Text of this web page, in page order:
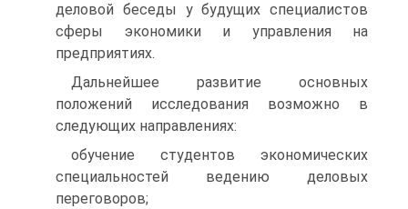
деловой беседы у будущих специалистов
сферы экономики и управления на
предприятиях.
Дальнейшее развитие основных
положений исследования возможно в
следующих направлениях:
обучение студентов экономических
специальностей ведению деловых
переговоров;